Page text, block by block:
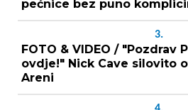
pećnice bez puno
3.
FOTO & VIDEO / "Pozdrav
ovdje!" Nick Cave silovito
Areni